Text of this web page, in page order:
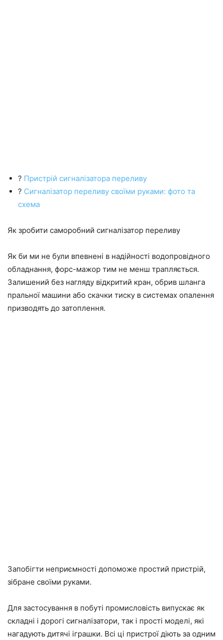
? Пристрій сигналізатора переливу
? Сигналізатор переливу своїми руками: фото та
схема
Як зробити саморобний сигналізатор переливу
Як би ми не були впевнені в надійності водопровідного
обладнання, форс-мажор тим не менш трапляється.
Залишений без нагляду відкритий кран, обрив шланга
пральної машини або скачки тиску в системах опалення
призводять до затоплення.
Запобігти неприємності допоможе простий пристрій,
зібране своїми руками.
Для застосування в побуті промисловість випускає як
складні і дорогі сигналізатори, так і прості моделі, які
нагадують дитячі іграшки. Всі ці пристрої діють за одним